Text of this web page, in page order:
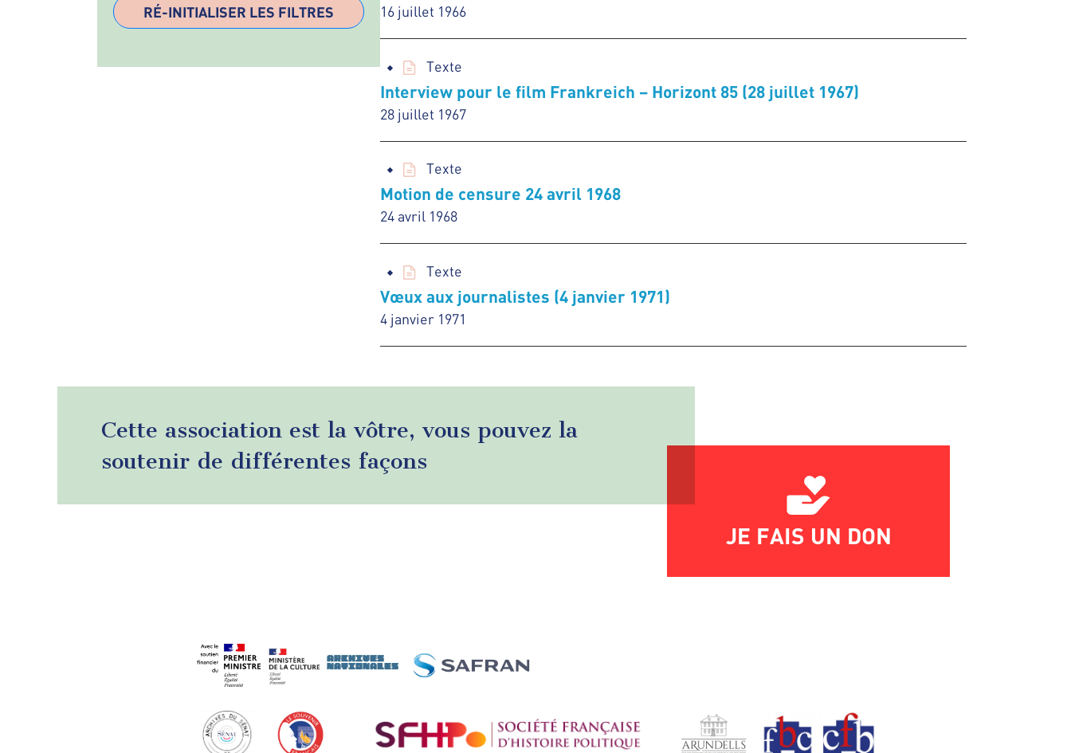
16 juillet 1966
Texte
Interview pour le film Frankreich – Horizont 85 (28 juillet 1967)
28 juillet 1967
Texte
Motion de censure 24 avril 1968
24 avril 1968
Texte
Vœux aux journalistes (4 janvier 1971)
4 janvier 1971
Cette association est la vôtre, vous pouvez la
soutenir de différentes façons
JE FAIS UN DON